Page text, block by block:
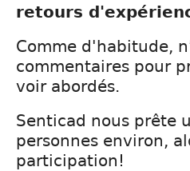
retours
Comme d'habitude,
commentaires pour
voir abordés.
Senticad nous prête
personnes environ,
participation!